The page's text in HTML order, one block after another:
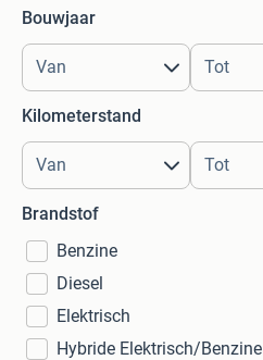
Bouwjaar
Kilometerstand
Brandstof
Benzine
Diesel
Elektrisch
Hybride Elektrisch/Benzine